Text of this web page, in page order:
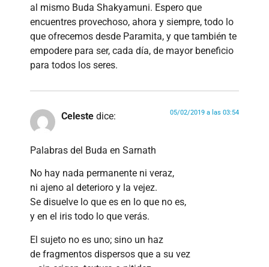
al mismo Buda Shakyamuni. Espero que
encuentres provechoso, ahora y siempre, todo lo
que ofrecemos desde Paramita, y que también te
empodere para ser, cada día, de mayor beneficio
para todos los seres.
Celeste dice: 05/02/2019 a las 03:54
Palabras del Buda en Sarnath
No hay nada permanente ni veraz,
ni ajeno al deterioro y la vejez.
Se disuelve lo que es en lo que no es,
y en el iris todo lo que verás.
El sujeto no es uno; sino un haz
de fragmentos dispersos que a su vez